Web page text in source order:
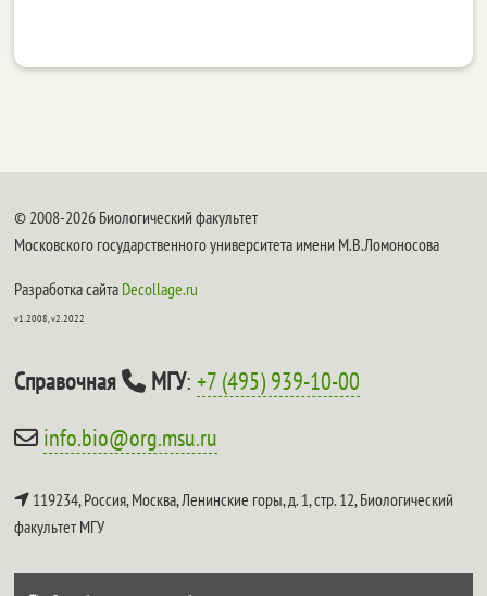
© 2008-2026 Биологический факультет
Московского государственного университета имени М.В.Ломоносова
Разработка сайта Decollage.ru
v1.2008, v2.2022
Справочная МГУ:+7 (495) 939-10-00
info.bio@org.msu.ru
119234, Россия, Москва, Ленинские горы, д. 1, стр. 12,Биологический
факультет МГУ